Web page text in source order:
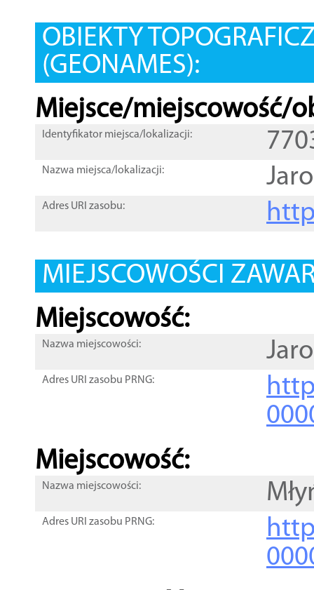
OBIEKTY
(GEONAMES):
Miejsce/miejscowość/
Identyfikator miejsca/lokalizacji:
Nazwa miejsca/lokalizacji:
Adres URI zasobu:
MIEJSCOWOŚCI
Miejscowość:
Nazwa miejscowości:
Adres URI zasobu PRNG:
Miejscowość:
Nazwa miejscowości:
Adres URI zasobu PRNG: